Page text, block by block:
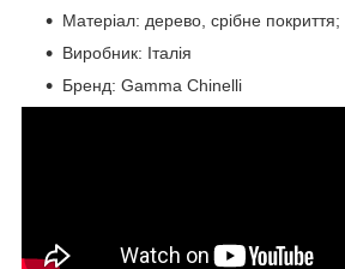
Матеріал: дерево, срібне покриття;
Виробник: Італія
Бренд: Gamma Chinelli